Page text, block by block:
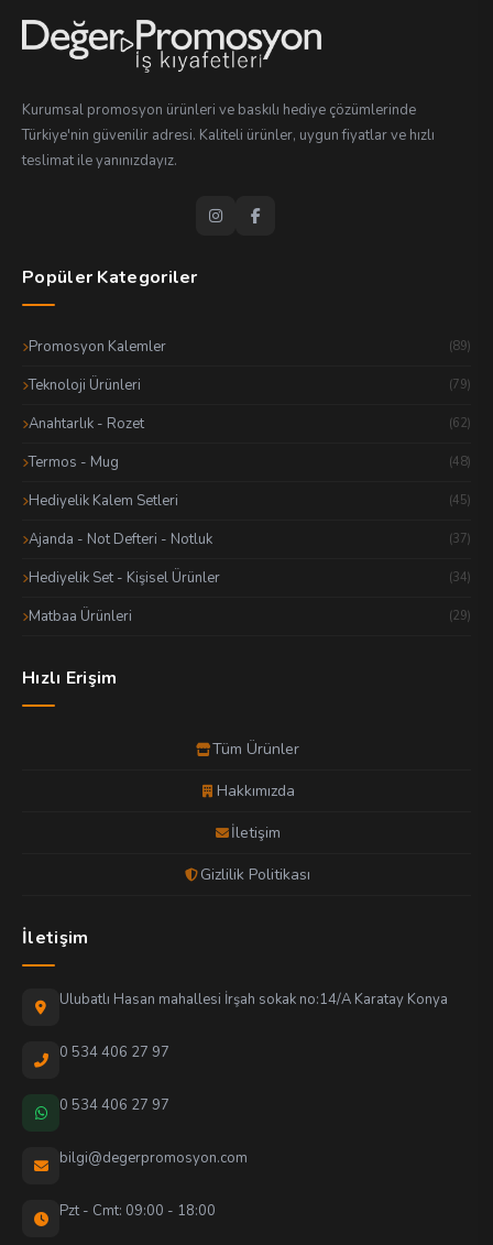
Kurumsal promosyon ürünleri ve baskılı hediye çözümlerinde
Türkiye'nin güvenilir adresi. Kaliteli ürünler, uygun fiyatlar ve hızlı
teslimat ile yanınızdayız.
Popüler Kategoriler
Promosyon Kalemler (89)
Teknoloji Ürünleri (79)
Anahtarlık - Rozet (62)
Termos - Mug (48)
Hediyelik Kalem Setleri (45)
Ajanda - Not Defteri - Notluk (37)
Hediyelik Set - Kişisel Ürünler (34)
Matbaa Ürünleri (29)
Hızlı Erişim
Tüm Ürünler
Hakkımızda
İletişim
Gizlilik Politikası
İletişim
Ulubatlı Hasan mahallesi İrşah sokak no:14/A Karatay Konya
0 534 406 27 97
0 534 406 27 97
bilgi@degerpromosyon.com
Pzt - Cmt: 09:00 - 18:00